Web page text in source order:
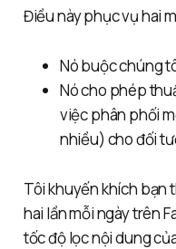
Điều này phục vụ hai
Nó buộc chúng
Nó cho phép
việc phân phối
nhiều) cho đối
Tôi khuyến khích bạn
hai lần mỗi ngày trên
tốc độ lọc nội dung